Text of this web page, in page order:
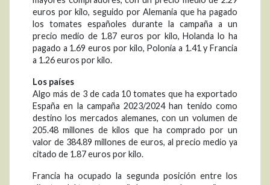
euros por kilo, seguido por Alemania que ha pagado
los tomates españoles durante la campaña a un
precio medio de 1.87 euros por kilo, Holanda lo ha
pagado a 1.69 euros por kilo, Polonia a 1.41 y Francia
a 1.26 euros por kilo.
Los países
Algo más de 3 de cada 10 tomates que ha exportado
España en la campaña 2023/2024 han tenido como
destino los mercados alemanes, con un volumen de
205.48 millones de kilos que ha comprado por un
valor de 384.89 millones de euros, al precio medio ya
citado de 1.87 euros por kilo.
Francia ha ocupado la segunda posición entre los